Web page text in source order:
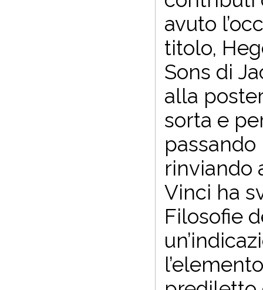
avuto
titolo,
Sons di
alla
sorta e
passando
rinviando
Vinci ha
Filosofie